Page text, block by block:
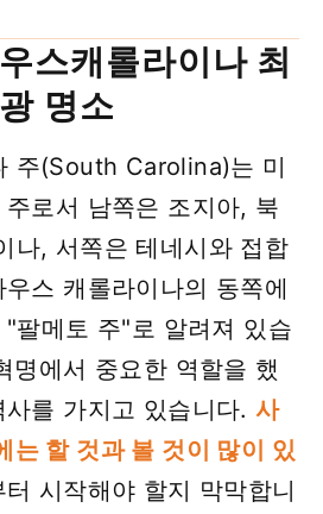
스캐롤라이나 최
명소
주(South Carolina)는 미
로서 남쪽은 조지아, 북
나, 서쪽은 테네시와 접합
스 캐롤라이나의 동쪽에
팔메토 주"로 알려져 있습
명에서 중요한 역할을 했
를 가지고 있습니다. 사
는 할 것과 볼 것이 많이 있
시작해야 할지 막막합니